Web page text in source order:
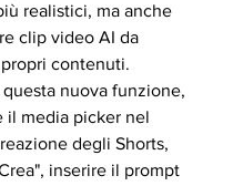
realistici, ma anche
clip video AI da
contenuti.
nuova funzione,
il media picker nel
degli Shorts,
inserire il prompt